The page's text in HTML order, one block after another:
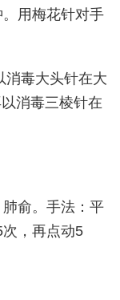
用梅花针对手
消毒大头针在大
消毒三棱针在
俞。手法：平
，再点动5